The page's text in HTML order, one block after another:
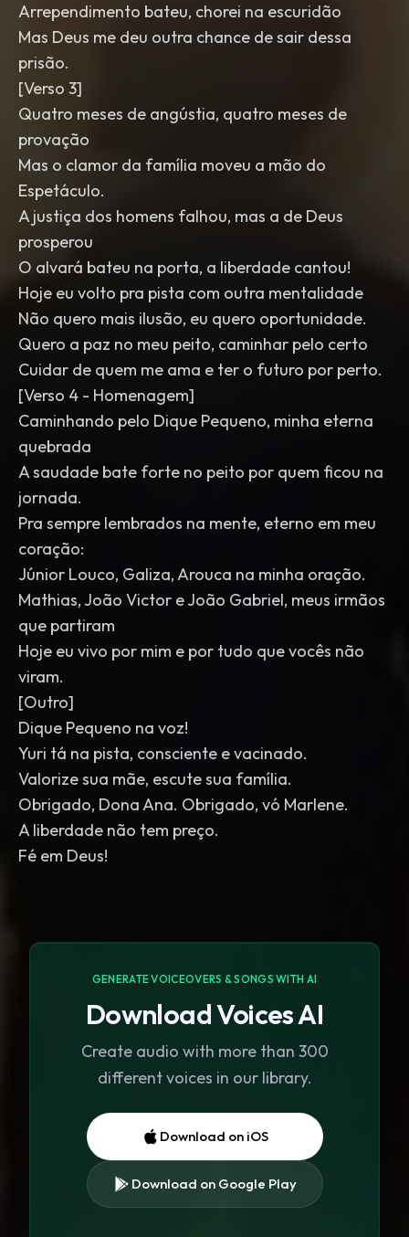
Arrependimento bateu, chorei na escuridão
Mas Deus me deu outra chance de sair dessa
prisão.
[Verso 3]
Quatro meses de angústia, quatro meses de
provação
Mas o clamor da família moveu a mão do
Espetáculo.
A justiça dos homens falhou, mas a de Deus
prosperou
O alvará bateu na porta, a liberdade cantou!
Hoje eu volto pra pista com outra mentalidade
Não quero mais ilusão, eu quero oportunidade.
Quero a paz no meu peito, caminhar pelo certo
Cuidar de quem me ama e ter o futuro por perto.
[Verso 4 - Homenagem]
Caminhando pelo Dique Pequeno, minha eterna
quebrada
A saudade bate forte no peito por quem ficou na
jornada.
Pra sempre lembrados na mente, eterno em meu
coração:
Júnior Louco, Galiza, Arouca na minha oração.
Mathias, João Victor e João Gabriel, meus irmãos
que partiram
Hoje eu vivo por mim e por tudo que vocês não
viram.
[Outro]
Dique Pequeno na voz!
Yuri tá na pista, consciente e vacinado.
Valorize sua mãe, escute sua família.
Obrigado, Dona Ana. Obrigado, vó Marlene.
A liberdade não tem preço.
Fé em Deus!
GENERATE VOICEOVERS & SONGS WITH AI
Download Voices AI
Create audio with more than 300
different voices in our library.
Download on iOS
Download on Google Play